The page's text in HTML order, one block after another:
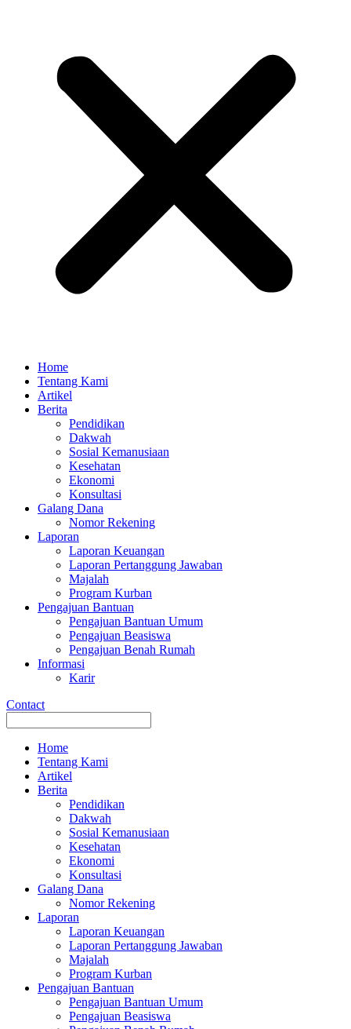
Home
Tentang Kami
Artikel
Berita
Pendidikan
Dakwah
Sosial Kemanusiaan
Kesehatan
Ekonomi
Konsultasi
Galang Dana
Nomor Rekening
Laporan
Laporan Keuangan
Laporan Pertanggung Jawaban
Majalah
Program Kurban
Pengajuan Bantuan
Pengajuan Bantuan Umum
Pengajuan Beasiswa
Pengajuan Benah Rumah
Informasi
Karir
Contact
Home
Tentang Kami
Artikel
Berita
Pendidikan
Dakwah
Sosial Kemanusiaan
Kesehatan
Ekonomi
Konsultasi
Galang Dana
Nomor Rekening
Laporan
Laporan Keuangan
Laporan Pertanggung Jawaban
Majalah
Program Kurban
Pengajuan Bantuan
Pengajuan Bantuan Umum
Pengajuan Beasiswa